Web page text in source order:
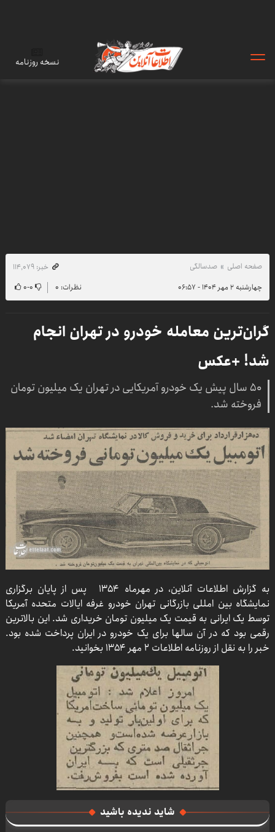
نسخه روزنامه
صفحه اصلی صدسالگی
خبر: ۱۱۴٬۰۷۹
چهارشنبه ۲ مهر ۱۴۰۴ - ۰۶:۵۷
نظرات: ۰ ۰-۰
گران‌ترین معامله خودرو در تهران انجام
شد! +عکس
۵۰ سال پیش یک خودرو آمریکایی در تهران یک میلیون تومان
فروخته شد.
به گزارش اطلاعات آنلاین، در مهرماه ۱۳۵۴ پس از پایان برگزاری
نمایشگاه بین امللی بازرگانی تهران خودرو غرفه ایالات متحده آمریکا
توسط یک ایرانی به قیمت یک میلیون تومان خریداری شد. این بالاترین
رقمی بود که در آن سالها برای یک خودرو در ایران پرداخت شده بود.
خبر را به نقل از روزنامه اطلاعات ۲ مهر ۱۳۵۴ بخوانید.
شاید ندیده باشید